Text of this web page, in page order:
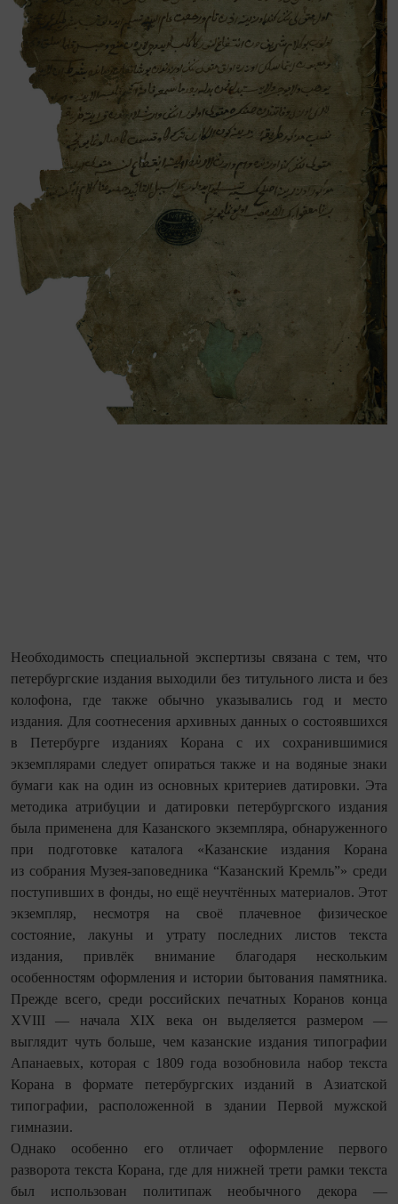
Необходимость специальной экспертизы связана с тем, что
петербургские издания выходили без титульного листа и без
колофона, где также обычно указывались год и место
издания. Для соотнесения архивных данных о состоявшихся
в Петербурге изданиях Корана с их сохранившимися
экземплярами следует опираться также и на водяные знаки
бумаги как на один из основных критериев датировки. Эта
методика атрибуции и датировки петербургского издания
была применена для Казанского экземпляра, обнаруженного
при подготовке каталога «Казанские издания Корана
из собрания Музея‑заповедника “Казанский Кремль”» среди
поступивших в фонды, но ещё неучтённых материалов. Этот
экземпляр, несмотря на своё плачевное физическое
состояние, лакуны и утрату последних листов текста
издания, привлёк внимание благодаря нескольким
особенностям оформления и истории бытования памятника.
Прежде всего, среди российских печатных Коранов конца
XVIII — начала XIX века он выделяется размером —
выглядит чуть больше, чем казанские издания типографии
Апанаевых, которая с 1809 года возобновила набор текста
Корана в формате петербургских изданий в Азиатской
типографии, расположенной в здании Первой мужской
гимназии.
Однако особенно его отличает оформление первого
разворота текста Корана, где для нижней трети рамки текста
был использован политипаж необычного декора —